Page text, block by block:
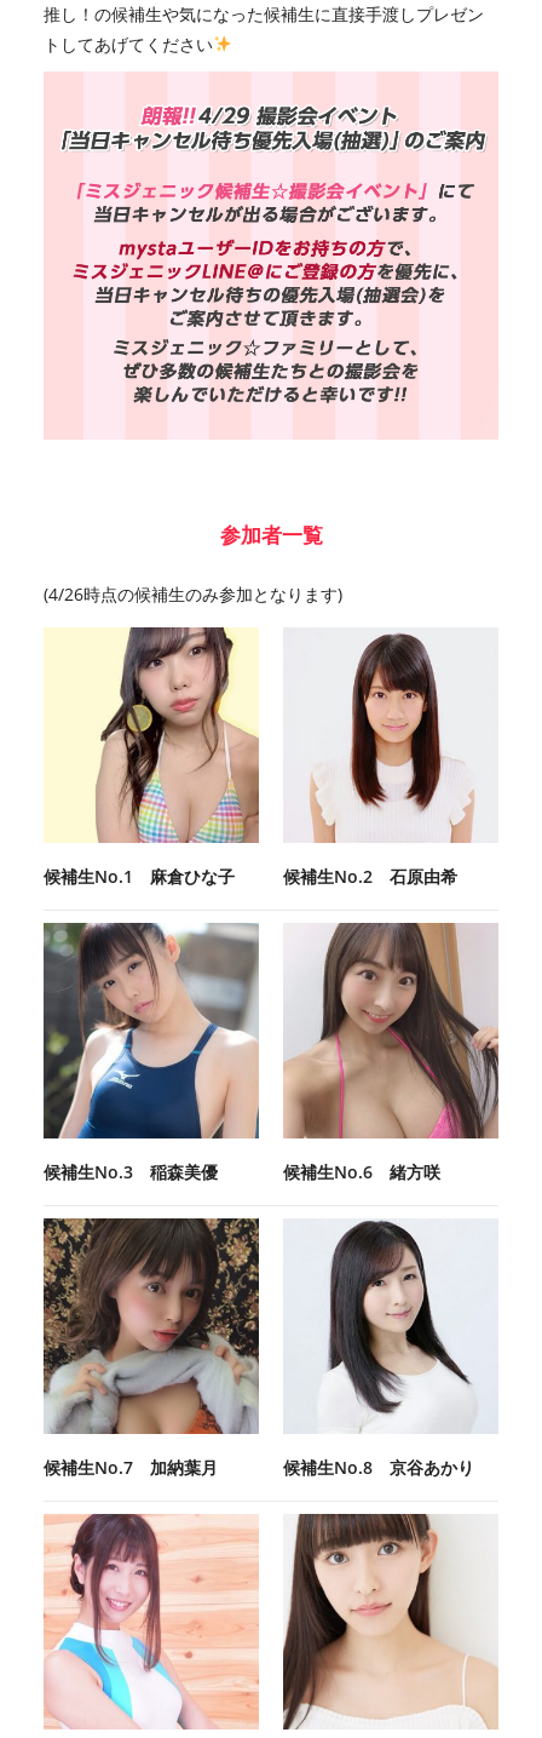
推し！の候補生や気になった候補生に直接手渡しプレゼン
トしてあげてください
参加者一覧
(4/26時点の候補生のみ参加となります)
候補生No.1 麻倉ひな子 候補生No.2 石原由希
候補生No.3 稲森美優 候補生No.6 緒方咲
候補生No.7 加納葉月 候補生No.8 京谷あかり